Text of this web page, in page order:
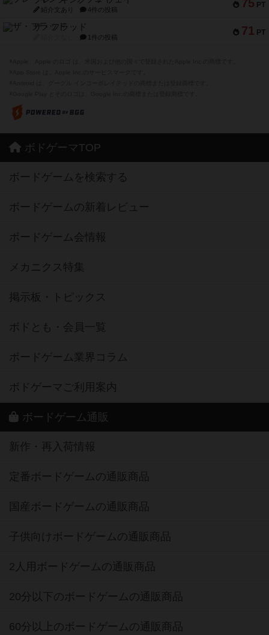
75 PT
紹介文あり 4件の投稿
71 PT
ザ・フラッド
1件の投稿
ボドゲーマTOP
ボードゲームを検索する
ボードゲームの新着レビュー
ボードゲーム会情報
メカニクス特集
掲示板・トピックス
ボドとも・会員一覧
ボードゲーム業界コラム
ボドゲーマご利用案内
ボードゲーム通販
新作・再入荷情報
定番ボードゲームの通販商品
国産ボードゲームの通販商品
子供向けボードゲームの通販商品
2人用ボードゲームの通販商品
20分以下のボードゲームの通販商品
60分以上のボードゲームの通販商品